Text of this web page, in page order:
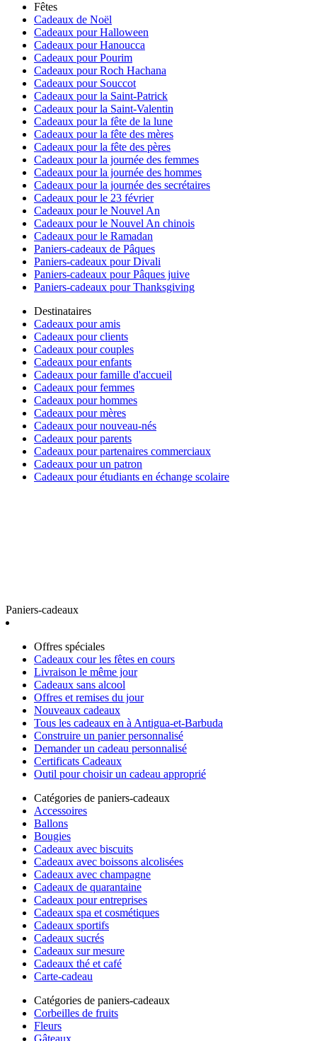
Fêtes
Cadeaux de Noël
Cadeaux pour Halloween
Cadeaux pour Hanoucca
Cadeaux pour Pourim
Cadeaux pour Roch Hachana
Cadeaux pour Souccot
Cadeaux pour la Saint-Patrick
Cadeaux pour la Saint-Valentin
Cadeaux pour la fête de la lune
Cadeaux pour la fête des mères
Cadeaux pour la fête des pères
Cadeaux pour la journée des femmes
Cadeaux pour la journée des hommes
Cadeaux pour la journée des secrétaires
Cadeaux pour le 23 février
Cadeaux pour le Nouvel An
Cadeaux pour le Nouvel An chinois
Cadeaux pour le Ramadan
Paniers-cadeaux de Pâques
Paniers-cadeaux pour Divali
Paniers-cadeaux pour Pâques juive
Paniers-cadeaux pour Thanksgiving
Destinataires
Cadeaux pour amis
Cadeaux pour clients
Cadeaux pour couples
Cadeaux pour enfants
Cadeaux pour famille d'accueil
Cadeaux pour femmes
Cadeaux pour hommes
Cadeaux pour mères
Cadeaux pour nouveau-nés
Cadeaux pour parents
Cadeaux pour partenaires commerciaux
Cadeaux pour un patron
Cadeaux pour étudiants en échange scolaire
Paniers-cadeaux
Offres spéciales
Cadeaux cour les fêtes en cours
Livraison le même jour
Cadeaux sans alcool
Offres et remises du jour
Nouveaux cadeaux
Tous les cadeaux en à Antigua-et-Barbuda
Construire un panier personnalisé
Demander un cadeau personnalisé
Certificats Cadeaux
Outil pour choisir un cadeau approprié
Catégories de paniers-cadeaux
Accessoires
Ballons
Bougies
Cadeaux avec biscuits
Cadeaux avec boissons alcolisées
Cadeaux avec champagne
Cadeaux de quarantaine
Cadeaux pour entreprises
Cadeaux spa et cosmétiques
Cadeaux sportifs
Cadeaux sucrés
Cadeaux sur mesure
Cadeaux thé et café
Carte-cadeau
Catégories de paniers-cadeaux
Corbeilles de fruits
Fleurs
Gâteaux